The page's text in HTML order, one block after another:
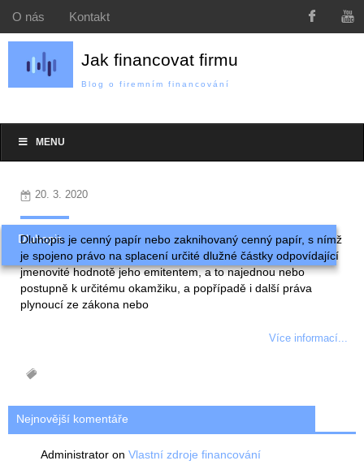
O nás Kontakt
Jak financovat firmu
Blog o firemním financování
MENU
Dluhopis
20. 3. 2020
Dluhopis je cenný papír nebo zaknihovaný cenný papír, s nímž
je spojeno právo na splacení určité dlužné částky odpovídající
jmenovité hodnotě jeho emitentem, a to najednou nebo
postupně k určitému okamžiku, a popřípadě i další práva
plynoucí ze zákona nebo
Více informací...
Nejnovější komentáře
Administrator on Vlastní zdroje financování